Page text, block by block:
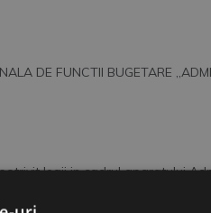
DE FUNCTII BUGETARE
legii in cadrul aparatului
al Academiei Romane, al